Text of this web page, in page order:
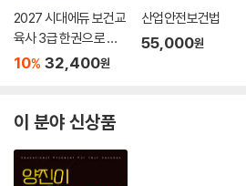
Ⅲ. 근육의 수축기전 139
1 칼슘(Ca2+)의 근육수축 조절 139
2 근육수축 시 에너지원 139
3 근육수축의 종류 139
Ⅳ. 머리의 근육 140
2 씹기근육(masticatory muscle) 141
2027 시대에듀 보건교
육사 3급 한권으로 끝
내기
10% 32,400원
산업안전보건법
55,000원
이 분야 신상품